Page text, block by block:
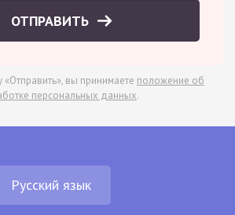
ОТПРАВИТЬ
вы принимаете положение об
персональных данных.
Русский язык